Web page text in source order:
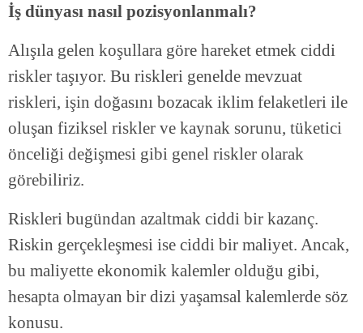
İş dünyası nasıl pozisyonlanmalı?
Alışıla gelen koşullara göre hareket etmek ciddi
riskler taşıyor. Bu riskleri genelde mevzuat
riskleri, işin doğasını bozacak iklim felaketleri ile
oluşan fiziksel riskler ve kaynak sorunu, tüketici
önceliği değişmesi gibi genel riskler olarak
görebiliriz.
Riskleri bugündan azaltmak ciddi bir kazanç.
Riskin gerçekleşmesi ise ciddi bir maliyet. Ancak,
bu maliyette ekonomik kalemler olduğu gibi,
hesapta olmayan bir dizi yaşamsal kalemlerde söz
konusu.